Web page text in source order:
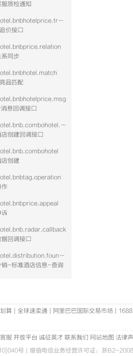
质检通知
taobao.xhotel.bnbhotelprice.track
价接口
系同步
品匹配
息回调接口
taobao.xhotel.bnb.combohotel.callback
创建回调接口
店创建
作
诉
回调接口
taobao.xhotel.distribution.foundation.hotel.query
销-标准酒店信息-查询
算 全球速卖通 阿里巴巴国际交易市场
1688
服 开放平台 诚征英才 联系我们 网站地图 法律
号 增值电信业务经营许可证：浙B2-